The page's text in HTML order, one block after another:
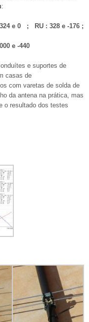
:
e 0 ; RU : 328 e -176 ;
e -440
e suportes de
casas de
com varetas de solda de
da antena na prática, mas
o resultado dos testes